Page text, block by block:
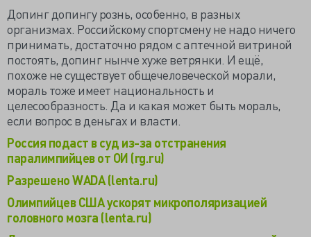
Допинг допингу рознь, особенно, в разных
организмах. Российскому спортсмену не надо ничего
принимать, достаточно рядом с аптечной витриной
постоять, допинг нынче хуже ветрянки. И ещё,
похоже не существует общечеловеческой морали,
мораль тоже имеет национальность и
целесообразность. Да и какая может быть мораль,
если вопрос в деньгах и власти.
Россия подаст в суд из-за отстранения
паралимпийцев от ОИ (rg.ru)
Разрешено WADA (lenta.ru)
Олимпийцев США ускорят микрополяризацией
головного мозга (lenta.ru)